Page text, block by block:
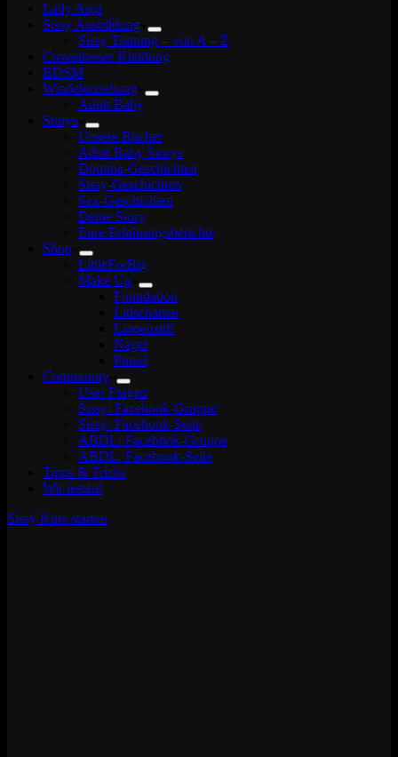
Lady Anja
Sissy Ausbildung
Sissy Training – von A – Z
Crossdresser Kleidung
BDSM
Windelerziehung
Adult Baby
Storys
Unsere Bücher
Adult Baby Storys
Domina-Geschichten
Sissy-Geschichten
Sex-Geschichten
Deine Story
Eure Erfahrungsberichte
Shop
LittleForBig
Make Up
Foundation
Lidschatten
Lippenstift
Nägel
Pinsel
Community
User Fragen
Sissy: Facebook-Gruppe
Sissy: Facebook-Seite
ABDL: Facebbok-Gruppe
ABDL: Facebook-Seite
Tipps & Tricks
Wir testen!
Sissy Kurs starten